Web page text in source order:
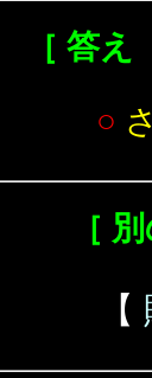
［ 答え
○
［
【